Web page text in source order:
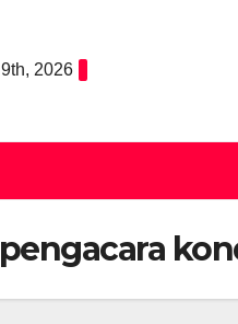
2026
pengacara